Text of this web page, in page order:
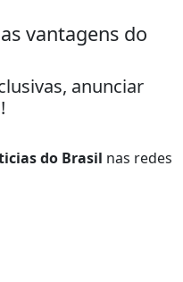
vantagens do
anunciar
do Brasil nas redes